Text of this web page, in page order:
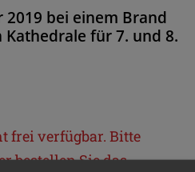
bei einem Brand
für 7. und 8.
frei verfügbar. Bitte
bestellen Sie das